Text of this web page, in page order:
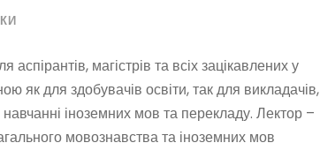
магістрів та всіх зацікавлених у
як для здобувачів освіти, так для викладачів,
іноземних мов та перекладу. Лектор –
мовознавства та іноземних мов